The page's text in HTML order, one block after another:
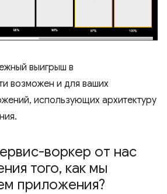
выигрыш в
возможен и для ваших
использующих архитектуру
воркер от нас
того, как мы
приложения?